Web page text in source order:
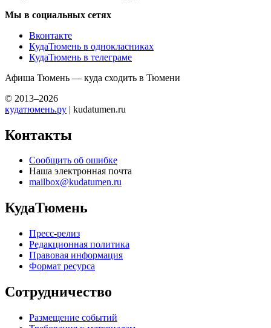
Мы в социальных сетях
Вконтакте
КудаТюмень в однокласниках
КудаТюмень в телеграме
Афиша Тюмень — куда сходить в Тюмени
© 2013–2026
кудатюмень.ру | kudatumen.ru
Контакты
Сообщить об ошибке
Наша электронная почта
mailbox@kudatumen.ru
КудаТюмень
Пресс-релиз
Редакционная политика
Правовая информация
Формат ресурса
Сотрудничество
Размещение событий